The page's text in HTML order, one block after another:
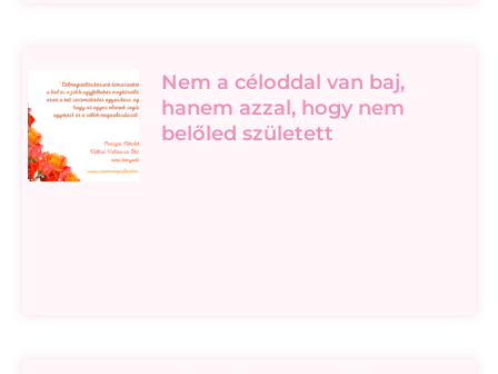
Nem a céloddal van baj,
hanem azzal, hogy nem
belőled született